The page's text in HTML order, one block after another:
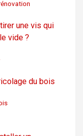
une vis qui
vide ?
du bois